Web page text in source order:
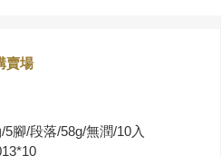
賣場
5腳/段落/58g/無潤/10入